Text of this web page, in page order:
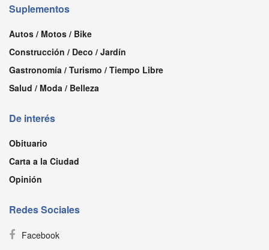
Suplementos
Autos / Motos / Bike
Construcción / Deco / Jardín
Gastronomía / Turismo / Tiempo Libre
Salud / Moda / Belleza
De interés
Obituario
Carta a la Ciudad
Opinión
Redes Sociales
Facebook